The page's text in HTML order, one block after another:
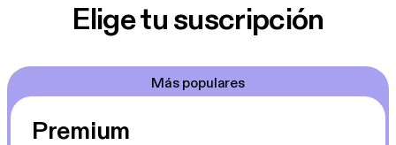
Elige tu suscripción
Más populares
Premium